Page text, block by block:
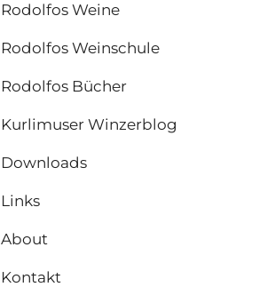
Rodolfos Weine
Rodolfos Weinschule
Rodolfos Bücher
Kurlimuser Winzerblog
Downloads
Links
About
Kontakt